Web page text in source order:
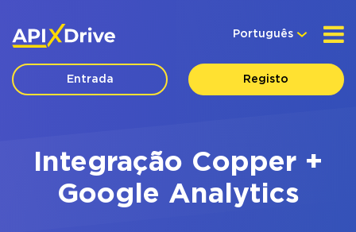
Português
Entrada Registo
Integração Copper +
Google Analytics